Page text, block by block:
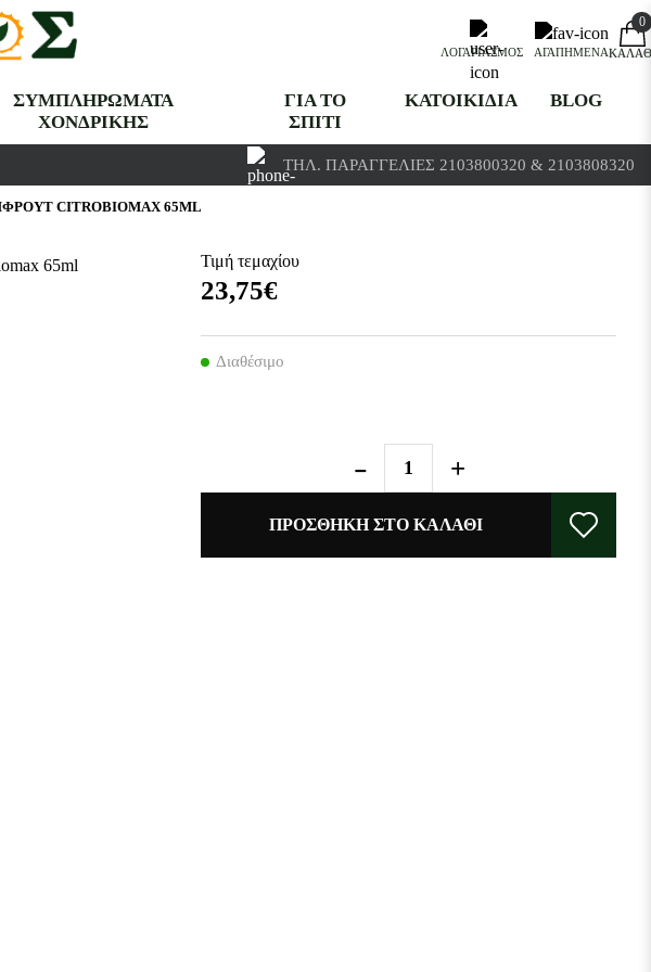
ΛΟΓΑΡΙΑΣΜΌΣ ΑΓΑΠΗΜΈΝΑ
0
ΣΥΜΠΛΗΡΩΜΑΤΑ
ΧΟΝΔΡΙΚΗΣ
ΓΙΑ ΤΟ
ΣΠΙΤΙ
ΚΑΤΟΙΚΙΔΙΑ BLOG
ΤΗΛ. ΠΑΡΑΓΓΕΛΊΕΣ 2103800320 & 2103808320
CITROBIOMAX 65ML
Τιμή τεμαχίου
23,75€
Διαθέσιμο
ΠΡΟΣΘΉΚΗ ΣΤΟ ΚΑΛΆΘΙ